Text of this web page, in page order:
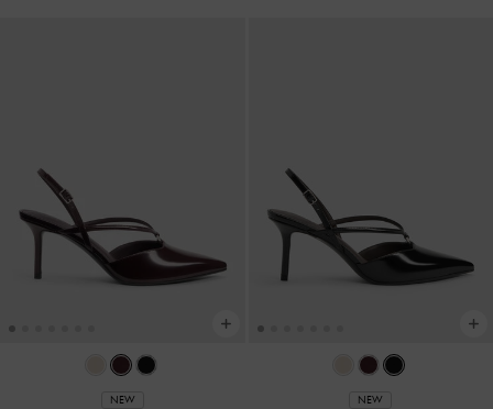
NEW NEW